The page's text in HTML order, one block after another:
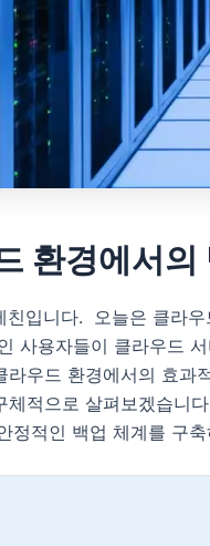
환경에서
친입니다. 오늘은 클라
사용자들이 클라우드
라우드 환경에서의 효과
체적으로 살펴보겠습니
정적인 백업 체계를 구